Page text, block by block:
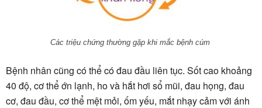
Các triệu chứng thường gặp khi mắc bệnh cúm
Bệnh nhân cũng có thể có đau đầu liên tục. Sốt cao khoảng
40 độ, cơ thể ớn lạnh, ho và hắt hơi sổ mũi, đau họng, đau
cơ, đau đầu, cơ thể mệt mỏi, ốm yếu, mắt nhạy cảm với ánh